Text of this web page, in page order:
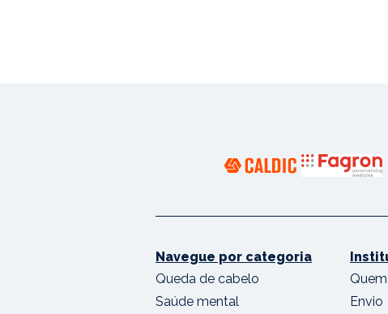
Navegue por categoria
Queda de cabelo
Saúde mental
Envio